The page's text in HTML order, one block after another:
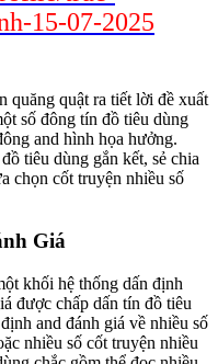
15-07-2025
quăng quật ra tiết lời đề xuất
số đông tín đồ tiêu dùng
and hình họa hưởng.
tiêu dùng gắn kết, sẻ chia
chọn cốt truyện nhiều số
Giá
khối hệ thống dấn định
được chấp dấn tín đồ tiêu
and đánh giá về nhiều số
nhiều số cốt truyện nhiều